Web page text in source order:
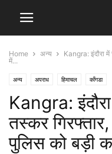
Home अन्य
Kangra: इंदौरा में
में...
अन्य अपराध हिमाचल काँगडा
Kangra:
तस्कर
पुलिस को बड़ी